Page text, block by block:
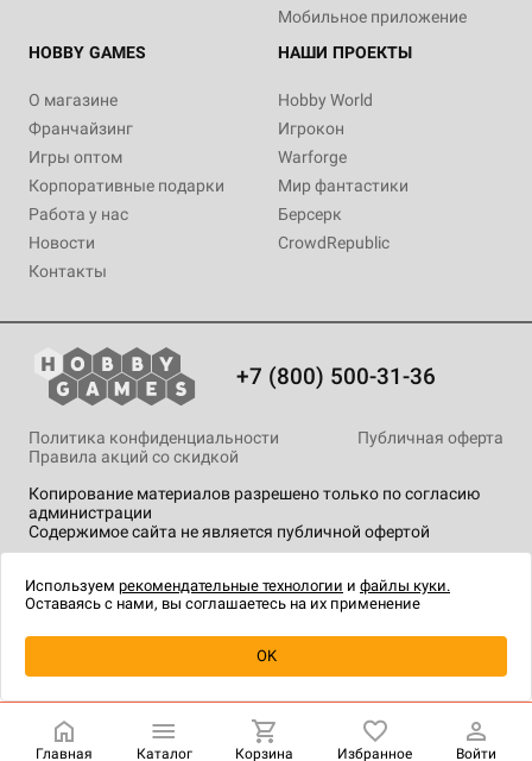
Уведомить о наличии
Мобильное приложение
HOBBY GAMES
О магазине
Франчайзинг
Игры оптом
Корпоративные подарки
Работа у нас
Новости
Контакты
НАШИ ПРОЕКТЫ
Hobby World
Игрокон
Warforge
Мир фантастики
Берсерк
CrowdRepublic
+7 (800) 500-31-36
Копирование материалов разрешено только по согласию
администрации
Содержимое сайта не является публичной офертой
Политика конфиденциальности
Публичная оферта
Правила акций со скидкой
технологии.
Главная Каталог Корзина Избранное Войти
Используем рекомендательные технологии и файлы куки.
Оставаясь с нами, вы соглашаетесь на их применение
OK